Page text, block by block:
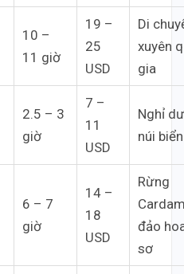
10 –
11 giờ
19 –
25
USD
Di
xuyên
gia
2.5 – 3
giờ
7 –
11
USD
Nghỉ
núi biển
6 – 7
giờ
14 –
18
USD
Rừng
đảo
sơ